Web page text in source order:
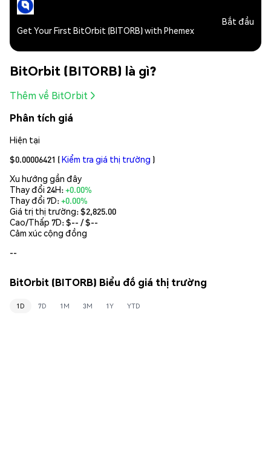
Get Your First BitOrbit (BITORB) with Phemex
Bắt đầu
BitOrbit (BITORB) là gì?
Thêm về BitOrbit
Phân tích giá
Hiện tại
$0.00006421 (Kiểm tra giá thị trường )
Xu hướng gần đây
Thay đổi 24H:+0.00%
Thay đổi 7D:+0.00%
Giá trị thị trường:$2,825.00
Cao/Thấp 7D: $-- / $--
Cảm xúc cộng đồng
--
BitOrbit (BITORB) Biểu đồ giá thị trường
1D 7D 1M 3M 1Y YTD